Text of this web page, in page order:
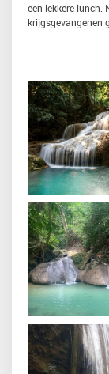
een lekkere lunch.
krijgsgevangenen